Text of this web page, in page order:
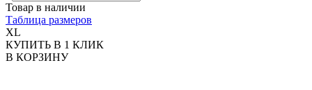
Товар в наличии
Таблица размеров
XL
КУПИТЬ В 1 КЛИК
В КОРЗИНУ